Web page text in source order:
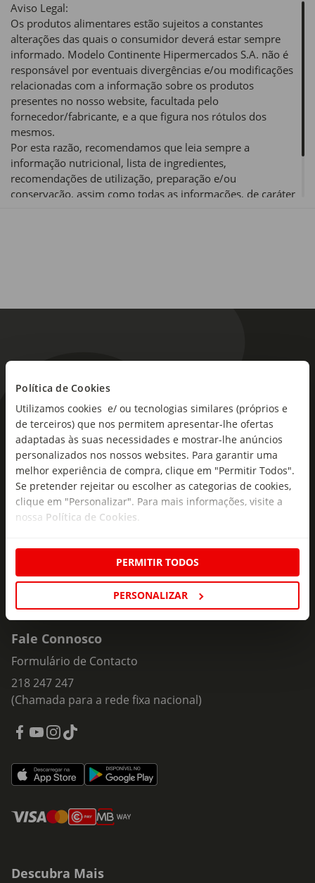
Política de Cookies
Utilizamos cookies e/ ou tecnologias similares (próprios e
de terceiros) que nos permitem apresentar-lhe ofertas
adaptadas às suas necessidades e mostrar-lhe anúncios
personalizados nos nossos websites. Para garantir uma
melhor experiência de compra, clique em "Permitir Todos".
Se pretender rejeitar ou escolher as categorias de cookies,
clique em "Personalizar". Para mais informações, visite a
nossa Política de Cookies.
PERMITIR TODOS
PERSONALIZAR
Aviso Legal:
Os produtos alimentares estão sujeitos a constantes
alterações das quais o consumidor deverá estar sempre
informado. Modelo Continente Hipermercados S.A. não é
responsável por eventuais divergências e/ou modificações
relacionadas com a informação sobre os produtos
presentes no nosso website, facultada pelo
fornecedor/fabricante, e a que figura nos rótulos dos
mesmos.
Por esta razão, recomendamos que leia sempre a
informação nutricional, lista de ingredientes,
recomendações de utilização, preparação e/ou
conservação, assim como todas as informações, de caráter
As novidades mais frescas no
seu e-mail!
Subscreva e descubra campanhas exclusivas,
ofertas e novidades para si.
Insira o seu e-
Fale Connosco
Formulário de Contacto
218 247 247
(Chamada para a rede fixa nacional)
Descubra Mais